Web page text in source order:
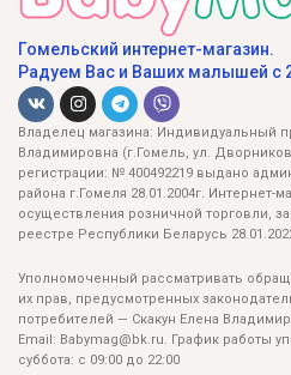
Гомельский интернет-магазин.
Радуем Вас и Ваших малышей с
Владелец магазина: Индивидуальный
Владимировна (г.Гомель, ул.
регистрации: № 400492219 выдано
района г.Гомеля 28.01.2004г. Интернет-
осуществления розничной торговли,
реестре Республики Беларусь
Уполномоченный рассматривать
их прав, предусмотренных
потребителей — Скакун Елена
Email: Babymag@bk.ru. График работы
суббота: с 09:00 до 22:00